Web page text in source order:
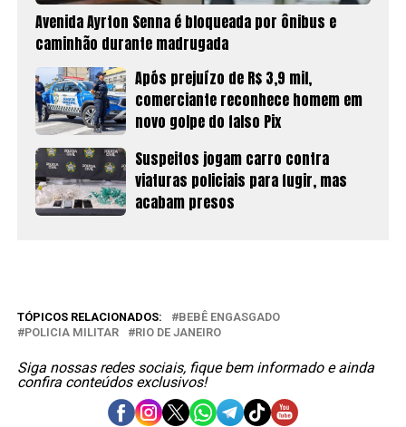
Avenida Ayrton Senna é bloqueada por ônibus e
caminhão durante madrugada
Após prejuízo de R$ 3,9 mil,
comerciante reconhece homem em
novo golpe do falso Pix
Suspeitos jogam carro contra
viaturas policiais para fugir, mas
acabam presos
TÓPICOS RELACIONADOS:
BEBÊ ENGASGADO
POLICIA MILITAR
RIO DE JANEIRO
Siga nossas redes sociais, fique bem informado e ainda
confira conteúdos exclusivos!